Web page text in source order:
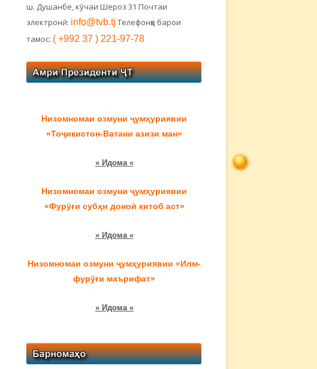
ш. Душанбе, кӯчаи Шероз 31 Почтаи
электронӣ: info@tvb.tj Телефонҳо барои
тамос: ( +992 37 ) 221-97-78
Низомномаи озмуни ҷумҳуриявии
«Тоҷикистон-Ватани азизи ман»
» Идома «
Низомномаи озмуни ҷумҳуриявии
«Фурӯғи субҳи доноӣ китоб аст»
» Идома «
Низомномаи озмуни ҷумҳуриявии «Илм-
фурӯғи маърифат»
» Идома «